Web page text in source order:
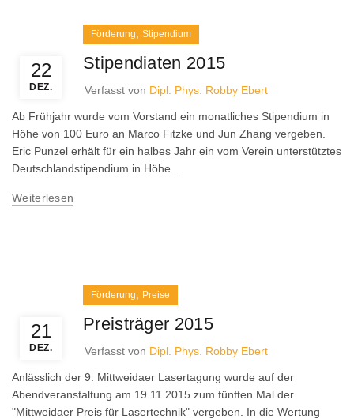
22
DEZ.
Förderung Stipendium
Stipendiaten 2015
Verfasst von Dipl. Phys. Robby Ebert
Ab Frühjahr wurde vom Vorstand ein monatliches Stipendium in
Höhe von 100 Euro an Marco Fitzke und Jun Zhang vergeben.
Eric Punzel erhält für ein halbes Jahr ein vom Verein unterstütztes
Deutschlandstipendium in Höhe...
Weiterlesen
21
DEZ.
Förderung Preise
Preisträger 2015
Verfasst von Dipl. Phys. Robby Ebert
Anlässlich der 9. Mittweidaer Lasertagung wurde auf der
Abendveranstaltung am 19.11.2015 zum fünften Mal der
"Mittweidaer Preis für Lasertechnik" vergeben. In die Wertung